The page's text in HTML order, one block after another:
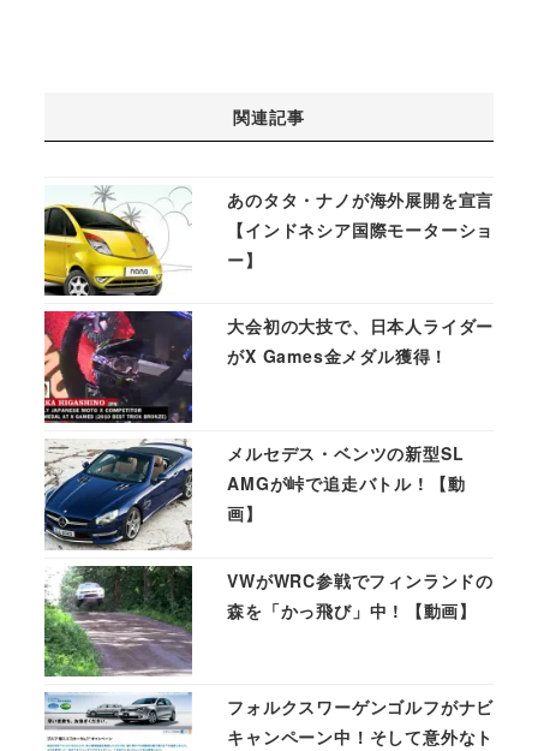
関連記事
あのタタ・ナノが海外展開を宣言
【インドネシア国際モーターショ
ー】
大会初の大技で、日本人ライダー
がX Games金メダル獲得！
メルセデス・ベンツの新型SL
AMGが峠で追走バトル ! 【動
画】
VWがWRC参戦でフィンランドの
森を「かっ飛び」中 ! 【動画】
フォルクスワーゲンゴルフがナビ
キャンペーン中！そして意外なト